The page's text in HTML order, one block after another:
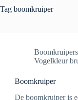
Tag boomkruiper
Boomkruipers
Vogelkleur
Boomkruiper
De boomkruiper is